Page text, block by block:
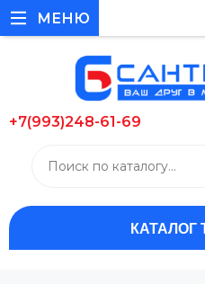
+7(993)248-61-69
КАТАЛОГ
МЕНЮ